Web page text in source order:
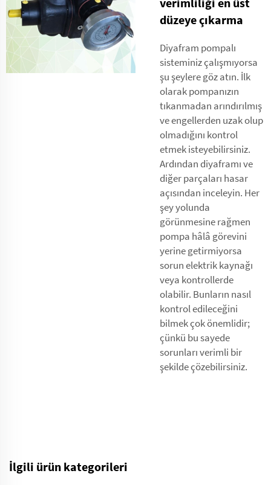
düzeye çıkarma
Diyafram pompalı
sisteminiz çalışmıyorsa
şu şeylere göz atın. İlk
olarak pompanızın
tıkanmadan arındırılmış
ve engellerden uzak olup
olmadığını kontrol
etmek isteyebilirsiniz.
Ardından diyaframı ve
diğer parçaları hasar
açısından inceleyin. Her
şey yolunda
görünmesine rağmen
pompa hâlâ görevini
yerine getirmiyorsa
sorun elektrik kaynağı
veya kontrollerde
olabilir. Bunların nasıl
kontrol edileceğini
bilmek çok önemlidir;
çünkü bu sayede
sorunları verimli bir
şekilde çözebilirsiniz.
İlgili ürün kategorileri